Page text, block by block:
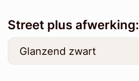
Street plus afwerking: